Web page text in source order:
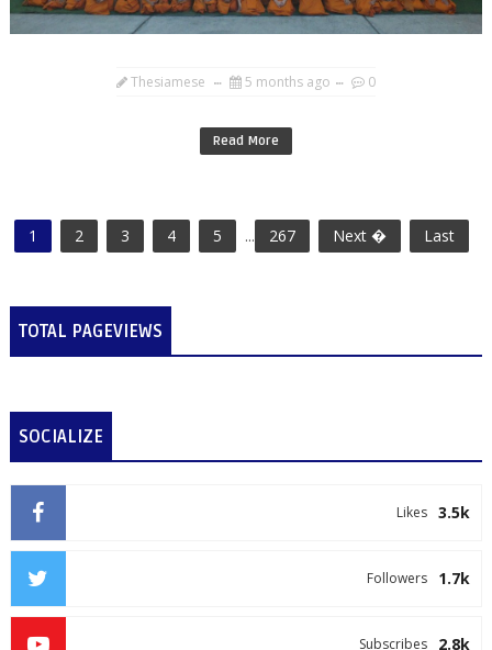
Thesiamese 5 months ago 0
Read More
1 2 3 4 5 ... 267 Next � Last
TOTAL PAGEVIEWS
SOCIALIZE
3.5k
Likes
1.7k
Followers
2.8k
Subscribes